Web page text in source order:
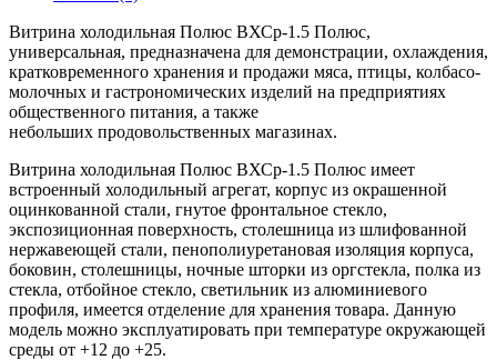
Витрина холодильная Полюс ВХСр-1.5 Полюс,
универсальная, предназначена для демонстрации, охлаждения,
кратковременного хранения и продажи мяса, птицы, колбасо-
молочных и гастрономических изделий на предприятиях
общественного питания, а также
небольших продовольственных магазинах.
Витрина холодильная Полюс ВХСр-1.5 Полюс имеет
встроенный холодильный агрегат, корпус из окрашенной
оцинкованной стали, гнутое фронтальное стекло,
экспозиционная поверхность, столешница из шлифованной
нержавеющей стали, пенополиуретановая изоляция корпуса,
боковин, столешницы, ночные шторки из оргстекла, полка из
стекла, отбойное стекло, светильник из алюминиевого
профиля, имеется отделение для хранения товара. Данную
модель можно эксплуатировать при температуре окружающей
среды от +12 до +25.